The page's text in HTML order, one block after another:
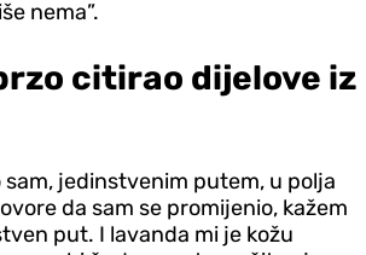
nema”.
citirao dijelove iz
sam, jedinstvenim putem, u polja
da sam se promijenio, kažem
put. I lavanda mi je kožu